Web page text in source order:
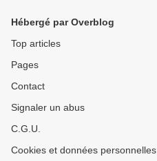
Hébergé par Overblog
Top articles
Pages
Contact
Signaler un abus
C.G.U.
Cookies et données personnelles